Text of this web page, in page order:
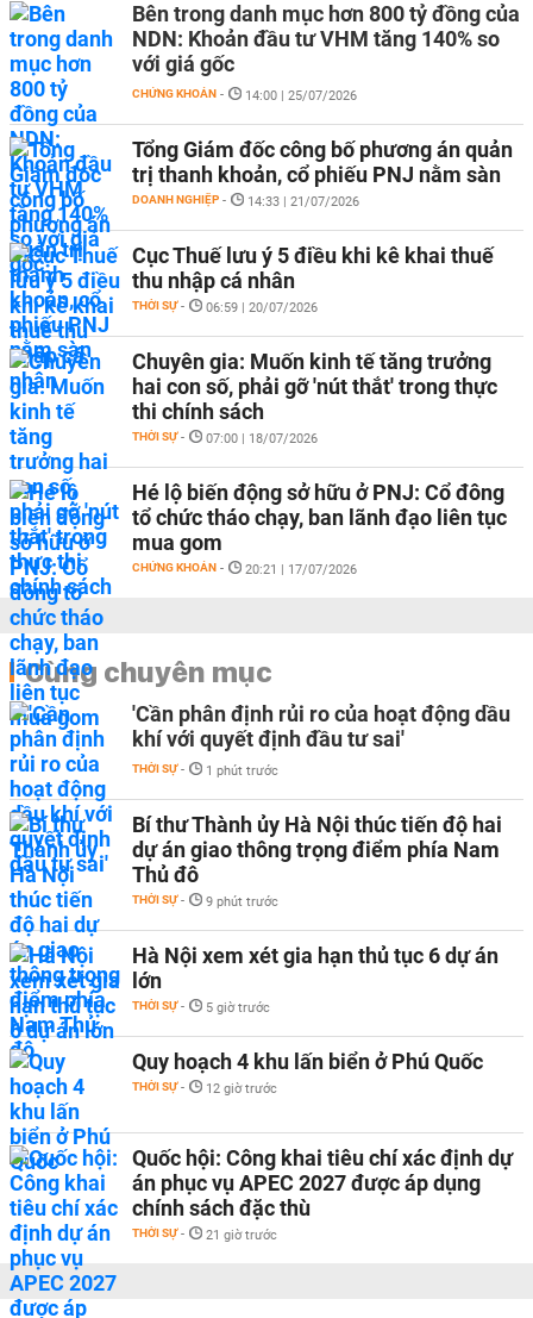
Bên trong danh mục hơn 800 tỷ đồng của
NDN: Khoản đầu tư VHM tăng 140% so
với giá gốc
CHỨNG KHOÁN - 14:00 | 25/07/2026
Tổng Giám đốc công bố phương án quản
trị thanh khoản, cổ phiếu PNJ nằm sàn
DOANH NGHIỆP - 14:33 | 21/07/2026
Cục Thuế lưu ý 5 điều khi kê khai thuế
thu nhập cá nhân
THỜI SỰ - 06:59 | 20/07/2026
Chuyên gia: Muốn kinh tế tăng trưởng
hai con số, phải gỡ 'nút thắt' trong thực
thi chính sách
THỜI SỰ - 07:00 | 18/07/2026
Hé lộ biến động sở hữu ở PNJ: Cổ đông
tổ chức tháo chạy, ban lãnh đạo liên tục
mua gom
CHỨNG KHOÁN - 20:21 | 17/07/2026
Cùng chuyên mục
'Cần phân định rủi ro của hoạt động dầu
khí với quyết định đầu tư sai'
THỜI SỰ - 1 phút trước
Bí thư Thành ủy Hà Nội thúc tiến độ hai
dự án giao thông trọng điểm phía Nam
Thủ đô
THỜI SỰ - 9 phút trước
Hà Nội xem xét gia hạn thủ tục 6 dự án
lớn
THỜI SỰ - 5 giờ trước
Quy hoạch 4 khu lấn biển ở Phú Quốc
THỜI SỰ - 12 giờ trước
Quốc hội: Công khai tiêu chí xác định dự
án phục vụ APEC 2027 được áp dụng
chính sách đặc thù
THỜI SỰ - 21 giờ trước